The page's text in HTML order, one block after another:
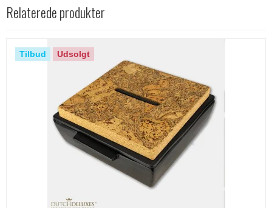
Relaterede produkter
Tilbud Udsolgt